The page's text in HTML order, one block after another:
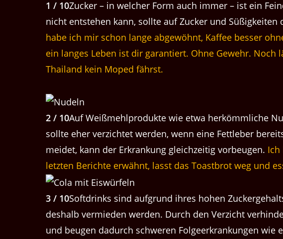
1 / 10Zucker – in welcher Form auch immer – ist ein
nicht entstehen kann, sollte auf Zucker und Süßigkeiten
habe ich mir schon lange abgewöhnt, Kaffee besser
ein langes Leben ist dir garantiert. Ohne Gewehr. Noch
Thailand kein Moped fährst.
2 / 10Auf Weißmehlprodukte wie etwa herkömmliche
sollte eher verzichtet werden, wenn eine Fettleber
meidet, kann der Erkrankung gleichzeitig vorbeugen. Ich
letzten Berichte erwähnt, lasst das Toastbrot weg und
3 / 10Softdrinks sind aufgrund ihres hohen
deshalb vermieden werden. Durch den Verzicht
und beugen dadurch schweren Folgeerkrankungen wie